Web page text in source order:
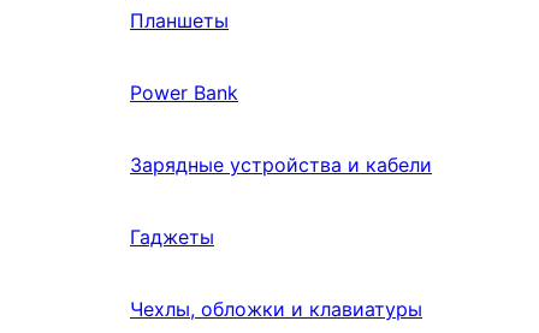
Планшеты
Power Bank
Зарядные устройства и кабели
Гаджеты
Чехлы, обложки и клавиатуры